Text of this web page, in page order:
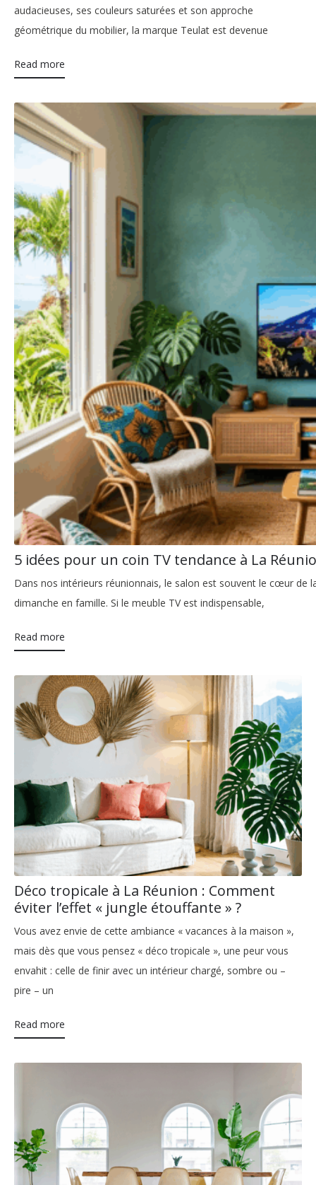
audacieuses, ses couleurs saturées et son approche
géométrique du mobilier, la marque Teulat est devenue
Read more
5 idées pour un coin TV tendance à La
Dans nos intérieurs réunionnais, le salon est souvent le cœur de
dimanche en famille. Si le meuble TV est indispensable,
Read more
Déco tropicale à La Réunion : Comment
éviter l’effet « jungle étouffante » ?
Vous avez envie de cette ambiance « vacances à la maison »,
mais dès que vous pensez « déco tropicale », une peur vous
envahit : celle de finir avec un intérieur chargé, sombre ou –
pire – un
Read more